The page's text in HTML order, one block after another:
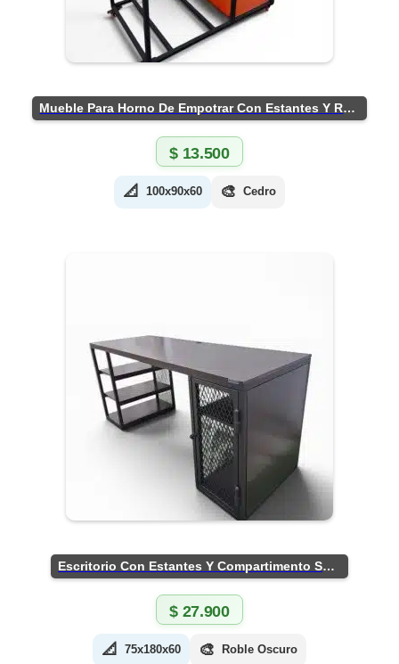
Mueble Para Horno De Empotrar Con Estantes Y Ruedas
$13.500
📐 100x90x60 🎨 Cedro
Escritorio Con Estantes Y Compartimento Seguro
$27.900
📐 75x180x60 🎨 Roble Oscuro